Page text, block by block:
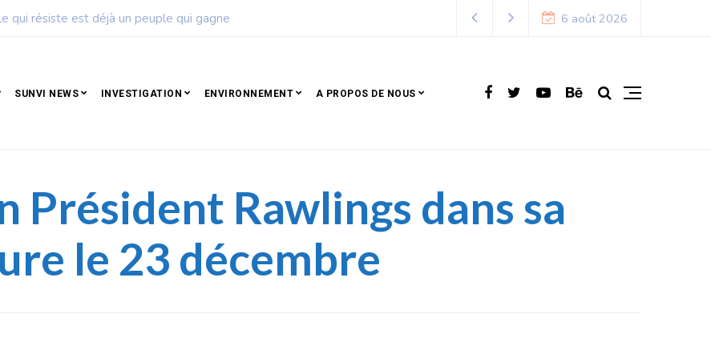
de football dévoile son calendrier de la saison 2026 – 2027 6 août 2026
SUNVI NEWS INVESTIGATION ENVIRONNEMENT A PROPOS DE NOUS
Président Rawlings dans sa
le 23 décembre